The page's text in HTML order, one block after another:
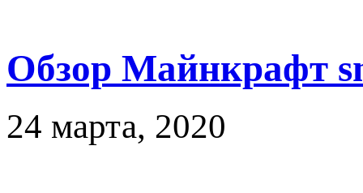
Обзор Майнкрафт
24 марта, 2020